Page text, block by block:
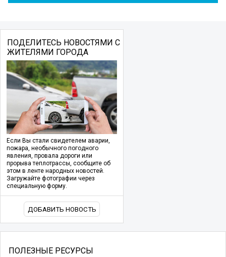
ПОДЕЛИТЕСЬ НОВОСТЯМИ С
ЖИТЕЛЯМИ ГОРОДА
Если Вы стали свидетелем аварии,
пожара, необычного погодного
явления, провала дороги или
прорыва теплотрассы, сообщите об
этом в ленте народных новостей.
Загружайте фотографии через
специальную форму.
ДОБАВИТЬ НОВОСТЬ
ПОЛЕЗНЫЕ РЕСУРСЫ